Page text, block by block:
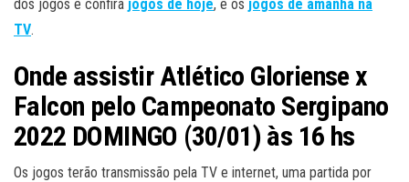
dos jogos e confira jogos de hoje, e os jogos de amanhã na
TV.
Onde assistir Atlético Gloriense x
Falcon pelo Campeonato Sergipano
2022 DOMINGO (30/01) às 16 hs
Os jogos terão transmissão pela TV e internet, uma partida por